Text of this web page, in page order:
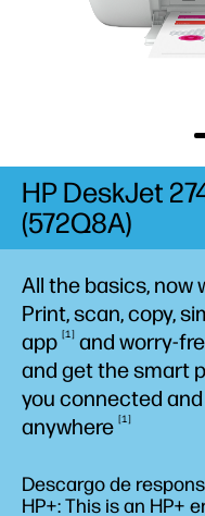
All the basics, now
Print, scan, copy,
app
1 and worry-
and get the smart
you connected
anywhere
1
Descargo de
HP+: This is an HP+
HP DeskJet
(572Q8A)